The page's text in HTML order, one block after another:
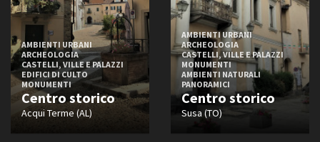
AMBIENTI URBANI
ARCHEOLOGIA
CASTELLI, VILLE E PALAZZI
EDIFICI DI CULTO
MONUMENTI
Centro storico
Acqui Terme (AL)
AMBIENTI URBANI
ARCHEOLOGIA
CASTELLI, VILLE E PALAZZI
MONUMENTI
AMBIENTI NATURALI
PANORAMICI
Centro storico
Susa (TO)